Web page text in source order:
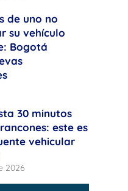
de uno no
su vehículo
Bogotá
30 minutos
este es
vehicular
2026